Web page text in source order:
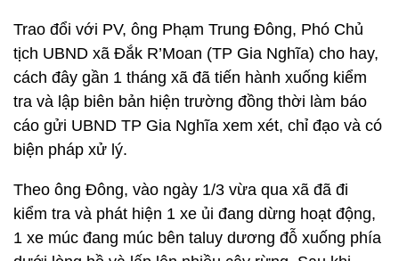
Trao đổi với PV, ông Phạm Trung Đông, Phó Chủ
tịch UBND xã Đắk R’Moan (TP Gia Nghĩa) cho hay,
cách đây gần 1 tháng xã đã tiến hành xuống kiểm
tra và lập biên bản hiện trường đồng thời làm báo
cáo gửi UBND TP Gia Nghĩa xem xét, chỉ đạo và có
biện pháp xử lý.
Theo ông Đông, vào ngày 1/3 vừa qua xã đã đi
kiểm tra và phát hiện 1 xe ủi đang dừng hoạt động,
1 xe múc đang múc bên taluy dương đỗ xuống phía